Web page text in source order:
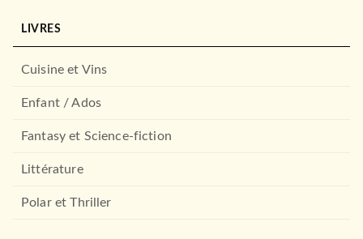
LIVRES
Cuisine et Vins
Enfant / Ados
Fantasy et Science-fiction
Littérature
Polar et Thriller